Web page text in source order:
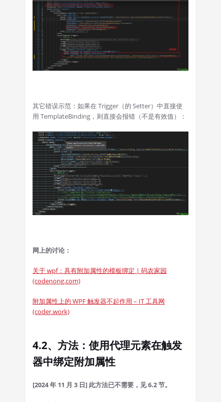
其它错误示范：如果在 Trigger（的 Setter）中直接使
用 TemplateBinding，则直接会报错（不是有效值）：
网上的讨论：
关于 wpf：具有附加属性的模板绑定 | 码农家园
(codenong.com)
附加属性上的 WPF 触发器不起作用 – IT 工具网
(coder.work)
4.2、方法：使用代理元素在触发
器中绑定附加属性
[2024 年 11 月 3 日] 此方法已不需要，见 6.2 节。